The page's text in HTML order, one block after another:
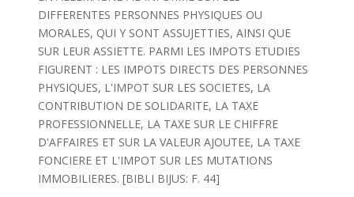
DIFFERENTES PERSONNES PHYSIQUES OU
MORALES, QUI Y SONT ASSUJETTIES, AINSI QUE
SUR LEUR ASSIETTE. PARMI LES IMPOTS ETUDIES
FIGURENT : LES IMPOTS DIRECTS DES PERSONNES
PHYSIQUES, L'IMPOT SUR LES SOCIETES, LA
CONTRIBUTION DE SOLIDARITE, LA TAXE
PROFESSIONNELLE, LA TAXE SUR LE CHIFFRE
D'AFFAIRES ET SUR LA VALEUR AJOUTEE, LA TAXE
FONCIERE ET L'IMPOT SUR LES MUTATIONS
IMMOBILIERES. [BIBLI BIJUS: F. 44]